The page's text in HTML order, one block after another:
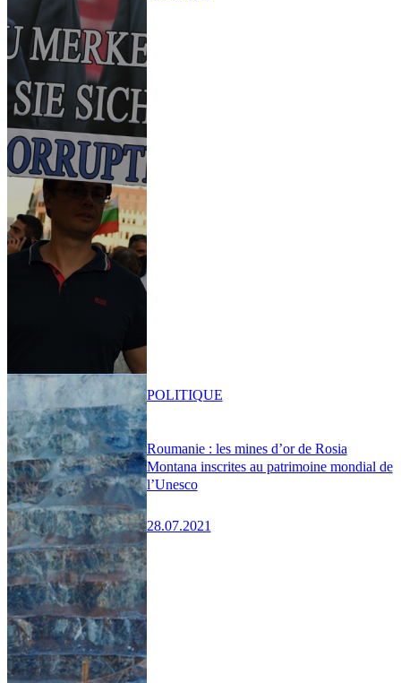
Roumanie : les mines d’or de Rosia
Montana inscrites au patrimoine mondial de
l’Unesco
28.07.2021
POLITIQUE